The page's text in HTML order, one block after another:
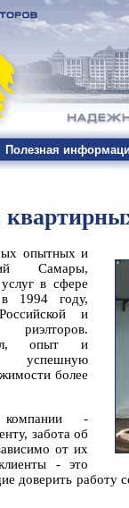
Полезная
опытных и
Самары,
в сфере
1994 году,
и
опыт и
успешную
более
компании -
забота об
от их
- это
доверить